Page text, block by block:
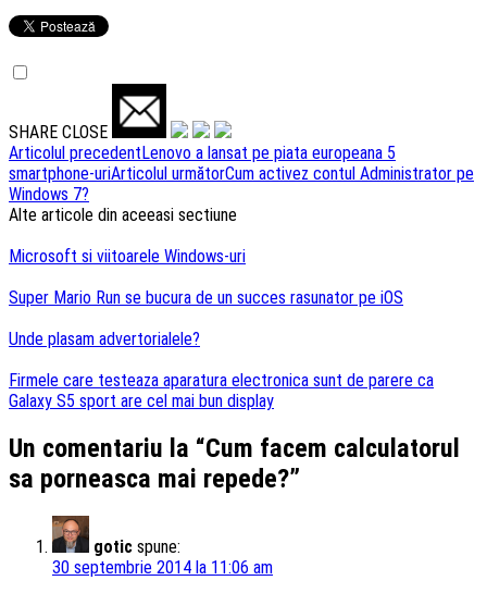
SHARE CLOSE
Navigare
articole
Articolul precedentLenovo a lansat pe piata europeana 5
smartphone-uriArticolul următorCum activez contul Administrator pe
Windows 7?
Alte articole din aceeasi sectiune
Microsoft si viitoarele Windows-uri
Super Mario Run se bucura de un succes rasunator pe iOS
Unde plasam advertorialele?
Firmele care testeaza aparatura electronica sunt de parere ca
Galaxy S5 sport are cel mai bun display
Un comentariu la “Cum facem calculatorul
sa porneasca mai repede?”
gotic spune:
30 septembrie 2014 la 11:06 am